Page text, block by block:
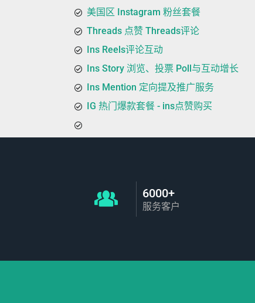
美国区 Instagram 粉丝套餐
Threads 点赞 Threads评论
Ins Reels评论互动
Ins Story 浏览、投票 Poll与互动增长
Ins Mention 定向提及推广服务
IG 热门爆款套餐 - ins点赞购买
6000+
服务客户